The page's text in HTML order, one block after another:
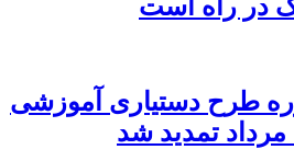
در راه است
طرح دستیاری آموزشی